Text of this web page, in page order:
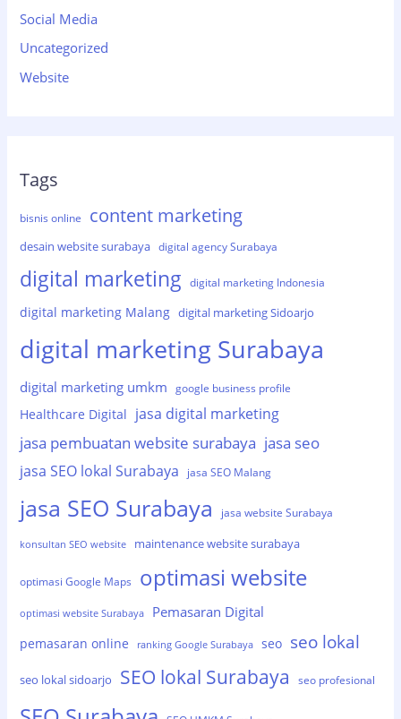
Social Media
Uncategorized
Website
Tags
bisnis online content marketing
desain website surabaya digital agency Surabaya
digital marketing digital marketing Indonesia
digital marketing Malang digital marketing Sidoarjo
digital marketing Surabaya
digital marketing umkm google business profile
Healthcare Digital jasa digital marketing
jasa pembuatan website surabaya jasa seo
jasa SEO lokal Surabaya jasa SEO Malang
jasa SEO Surabaya jasa website Surabaya
konsultan SEO website maintenance website surabaya
optimasi Google Maps optimasi website
optimasi website Surabaya Pemasaran Digital
pemasaran online ranking Google Surabaya seo seo lokal
seo lokal sidoarjo SEO lokal Surabaya seo profesional